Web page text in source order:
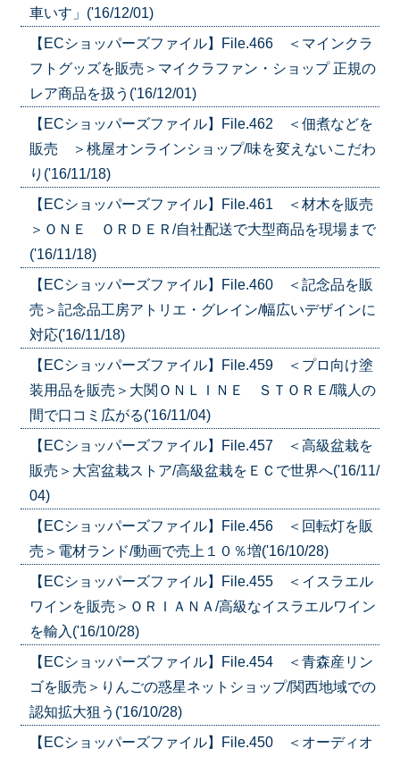
車いす」('16/12/01)
【ECショッパーズファイル】File.466 ＜マインクラ
フトグッズを販売＞マイクラファン・ショップ 正規の
レア商品を扱う('16/12/01)
【ECショッパーズファイル】File.462 ＜佃煮などを
販売 ＞桃屋オンラインショップ/味を変えないこだわ
り('16/11/18)
【ECショッパーズファイル】File.461 ＜材木を販売
＞ＯＮＥ ＯＲＤＥＲ/自社配送で大型商品を現場まで
('16/11/18)
【ECショッパーズファイル】File.460 ＜記念品を販
売＞記念品工房アトリエ・グレイン/幅広いデザインに
対応('16/11/18)
【ECショッパーズファイル】File.459 ＜プロ向け塗
装用品を販売＞大関ＯＮＬＩＮＥ ＳＴＯＲＥ/職人の
間で口コミ広がる('16/11/04)
【ECショッパーズファイル】File.457 ＜高級盆栽を
販売＞大宮盆栽ストア/高級盆栽をＥＣで世界へ('16/11/
04)
【ECショッパーズファイル】File.456 ＜回転灯を販
売＞電材ランド/動画で売上１０％増('16/10/28)
【ECショッパーズファイル】File.455 ＜イスラエル
ワインを販売＞ＯＲＩＡＮＡ/高級なイスラエルワイン
を輸入('16/10/28)
【ECショッパーズファイル】File.454 ＜青森産リン
ゴを販売＞りんごの惑星ネットショップ/関西地域での
認知拡大狙う('16/10/28)
【ECショッパーズファイル】File.450 ＜オーディオ